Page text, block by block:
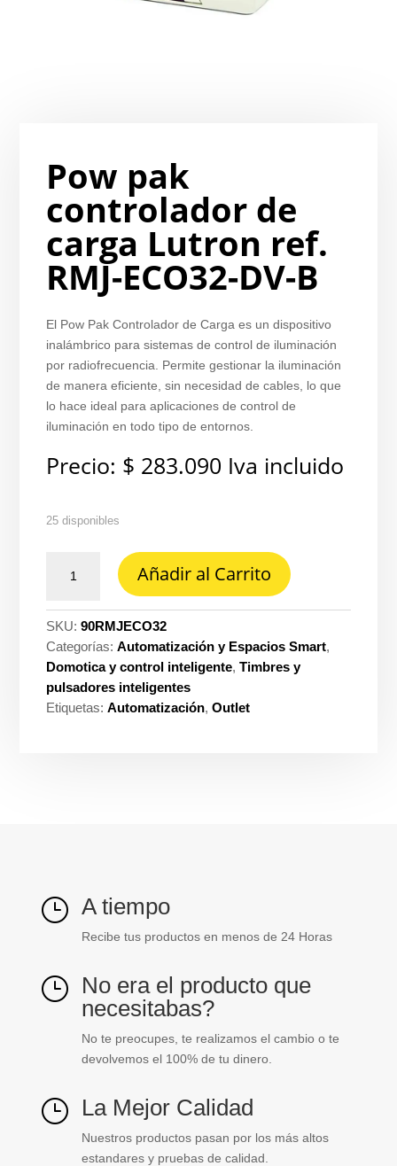
Pow pak
controlador de
carga Lutron ref.
RMJ-ECO32-DV-B
El Pow Pak Controlador de Carga es un dispositivo
inalámbrico para sistemas de control de iluminación
por radiofrecuencia. Permite gestionar la iluminación
de manera eficiente, sin necesidad de cables, lo que
lo hace ideal para aplicaciones de control de
iluminación en todo tipo de entornos.
Precio: $ 283.090 Iva incluido
25 disponibles
de
carga
Lutron
ref.
RMJ-
Añadir al Carrito
SKU:90RMJECO32
Categorías:Automatización y Espacios Smart,
Domotica y control inteligente,Timbres y
pulsadores inteligentes
Etiquetas:Automatización,Outlet
} A tiempo
Recibe tus productos en menos de 24 Horas
} No era el producto que
necesitabas?
No te preocupes, te realizamos el cambio o te
devolvemos el 100% de tu dinero.
} La Mejor Calidad
Nuestros productos pasan por los más altos
estandares y pruebas de calidad.